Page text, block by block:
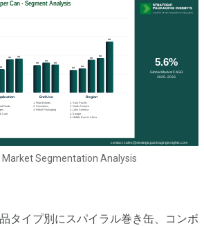
Market Segmentation Analysis
タイプ別にスパイラル巻き缶、コンボ